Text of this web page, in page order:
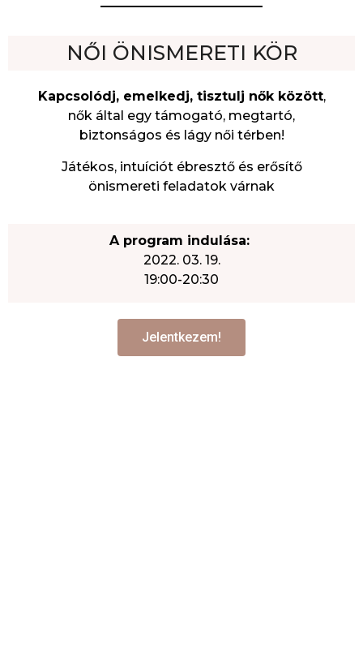
NŐI ÖNISMERETI KÖR
Kapcsolódj, emelkedj, tisztulj nők között,
nők által egy támogató, megtartó,
biztonságos és lágy női térben!
Játékos, intuíciót ébresztő és erősítő
önismereti feladatok várnak
A program indulása:
2022. 03. 19.
19:00-20:30
Jelentkezem!